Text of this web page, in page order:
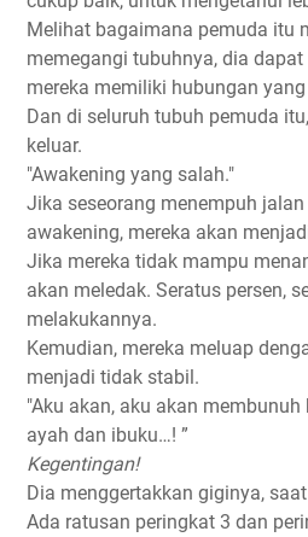
Melihat bagaimana pemuda itu
memegangi tubuhnya, dia
mereka memiliki hubungan
Dan di seluruh tubuh pemuda
keluar.
"Awakening yang salah."
Jika seseorang menempuh
awakening, mereka akan
Jika mereka tidak mampu
akan meledak. Seratus persen,
melakukannya.
Kemudian, mereka meluap
menjadi tidak stabil.
"Aku akan, aku akan
ayah dan ibuku…! ”
Kegentingan!
Dia menggertakkan giginya,
Ada ratusan peringkat 3 dan